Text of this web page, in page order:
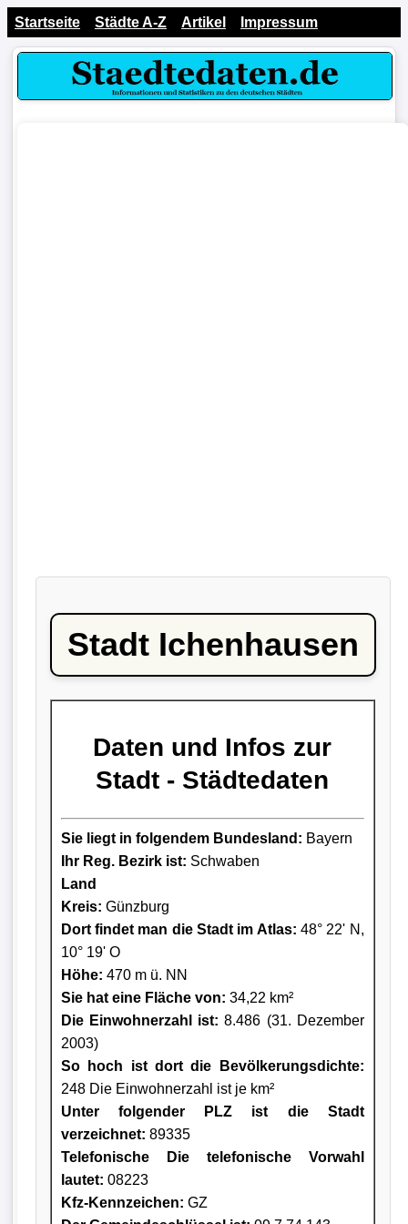
Startseite Städte A-Z Artikel Impressum
Stadt Ichenhausen
Daten und Infos zur
Stadt - Städtedaten
Sie liegt in folgendem Bundesland: Bayern
Ihr Reg. Bezirk ist: Schwaben
Land
Kreis: Günzburg
Dort findet man die Stadt im Atlas: 48° 22' N,
10° 19' O
Höhe: 470 m ü. NN
Sie hat eine Fläche von: 34,22 km²
Die Einwohnerzahl ist: 8.486 (31. Dezember
2003)
So hoch ist dort die Bevölkerungsdichte:
248 Die Einwohnerzahl ist je km²
Unter folgender PLZ ist die Stadt
verzeichnet: 89335
Telefonische Die telefonische Vorwahl
lautet: 08223
Kfz-Kennzeichen: GZ